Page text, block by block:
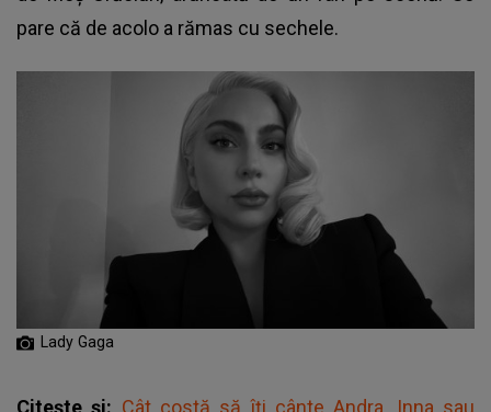
pare că de acolo a rămas cu sechele.
Lady Gaga